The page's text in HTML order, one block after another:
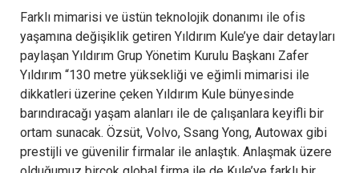
Farklı mimarisi ve üstün teknolojik donanımı ile ofis
yaşamına değişiklik getiren Yıldırım Kule’ye dair detayları
paylaşan Yıldırım Grup Yönetim Kurulu Başkanı Zafer
Yıldırım “130 metre yüksekliği ve eğimli mimarisi ile
dikkatleri üzerine çeken Yıldırım Kule bünyesinde
barındıracağı yaşam alanları ile de çalışanlara keyifli bir
ortam sunacak. Özsüt, Volvo, Ssang Yong, Autowax gibi
prestijli ve güvenilir firmalar ile anlaştık. Anlaşmak üzere